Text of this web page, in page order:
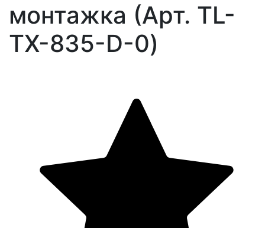
монтажка (Арт. TL-
TX-835-D-0)